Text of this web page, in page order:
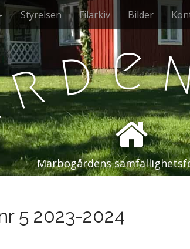
Styrelsen Filarkiv Bilder
rd e
Marbogårdens
5 2023-2024